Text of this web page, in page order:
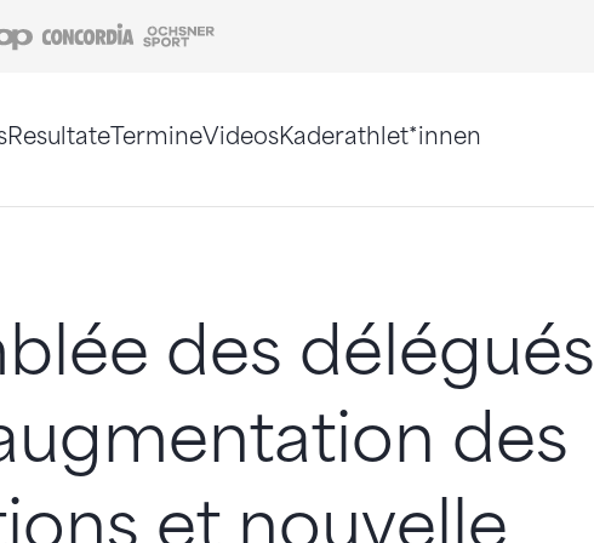
Coop Concordia
ResultateTermineVideosKaderathlet*innen
des délégués
des
et nouvelle